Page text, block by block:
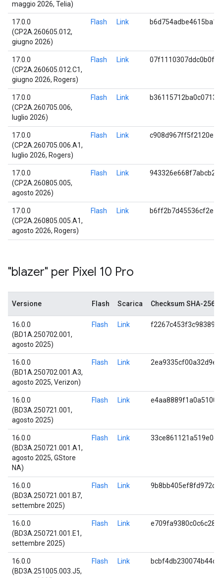
maggio 2026, Telia)
17.0.0
(CP2A.260605.012,
giugno 2026)
Flash Link
17.0.0
(CP2A.260605.012.C1,
giugno 2026, Rogers)
Flash Link
17.0.0
(CP2A.260705.006,
luglio 2026)
Flash Link
17.0.0
(CP2A.260705.006.A1,
luglio 2026, Rogers)
Flash Link
17.0.0
(CP2A.260805.005,
agosto 2026)
Flash Link
17.0.0
(CP2A.260805.005.A1,
agosto 2026, Rogers)
Flash Link
"blazer" per Pixel 10 Pro
Versione Flash Scarica Checksum SHA-256
16.0.0
(BD1A.250702.001,
agosto 2025)
Flash Link
16.0.0
(BD1A.250702.001.A3,
agosto 2025, Verizon)
Flash Link
16.0.0
(BD3A.250721.001,
agosto 2025)
Flash Link
16.0.0
(BD3A.250721.001.A1,
agosto 2025, GStore
NA)
Flash Link
16.0.0
(BD3A.250721.001.B7,
settembre 2025)
Flash Link
16.0.0
(BD3A.250721.001.E1,
settembre 2025)
Flash Link
16.0.0
(BD3A.251005.003.J5,
Flash Link